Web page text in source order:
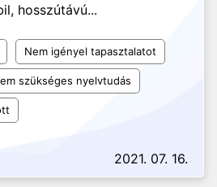
hosszútávú...
Nem igényel tapasztalatot
szükséges nyelvtudás
2021. 07. 16.